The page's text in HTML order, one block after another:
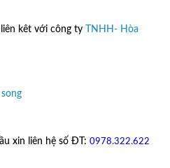
kêt với công ty
TNHH- Hòa
xin liên hệ số ĐT: 0978.322.622